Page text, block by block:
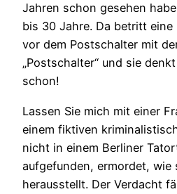
Jahren schon gesehen
bis 30 Jahre. Da betritt
vor dem Postschalter mit
„Postschalter“ und sie
schon!
Lassen Sie mich mit einer
einem fiktiven
nicht in einem Berliner
aufgefunden, ermordet, wie
herausstellt. Der Verdacht